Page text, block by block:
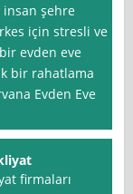
şehre
için stresli ve
evden eve
bir rahatlama
Evden Eve
firmaları